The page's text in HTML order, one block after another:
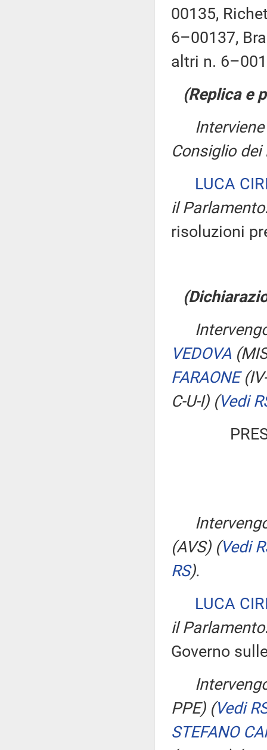
00135,
6–00137,
altri n.
(Replica e
Consiglio
LUCA
il Parlamento
risoluzioni
VEDOVA
FARAONE
C-U-I) (Vedi
(AVS) (Vedi
RS).
LUCA
il Parlamento
Governo
PPE) (Vedi
STEFANO